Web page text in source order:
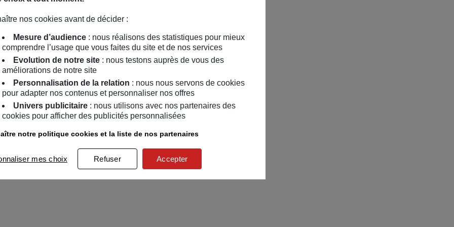
nos cookies avant de décider :
Mesure d’audience : nous réalisons des statistiques pour mieux
comprendre l’usage que vous faites du site et de nos services
Evolution de notre site : nous testons auprès de vous des
améliorations de notre site
Personnalisation de la relation : nous nous servons de cookies
pour adapter nos contenus et personnaliser nos offres
Univers publicitaire : nous utilisons avec nos partenaires des
cookies pour afficher des publicités personnalisées
notre politique cookies et la liste de nos partenaires
mes choix Refuser Accepter